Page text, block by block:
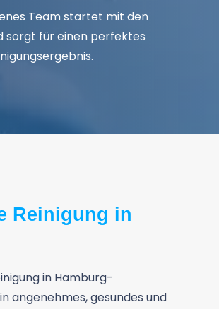
Team startet mit den
sorgt für einen perfektes
Reinigung in
in Hamburg-
angenehmes, gesundes und